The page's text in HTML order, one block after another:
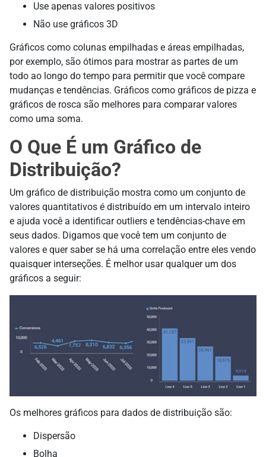
Use apenas valores positivos
Não use gráficos 3D
Gráficos como colunas empilhadas e áreas empilhadas,
por exemplo, são ótimos para mostrar as partes de um
todo ao longo do tempo para permitir que você compare
mudanças e tendências. Gráficos como gráficos de pizza e
gráficos de rosca são melhores para comparar valores
como uma soma.
O Que É um Gráfico de
Distribuição?
Um gráfico de distribuição mostra como um conjunto de
valores quantitativos é distribuído em um intervalo inteiro
e ajuda você a identificar outliers e tendências-chave em
seus dados. Digamos que você tem um conjunto de
valores e quer saber se há uma correlação entre eles vendo
quaisquer interseções. É melhor usar qualquer um dos
gráficos a seguir:
Os melhores gráficos para dados de distribuição são:
Dispersão
Bolha